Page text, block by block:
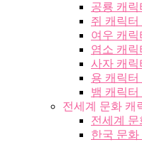
공룡 캐
쥐 캐릭터
여우 캐
염소 캐
사자 캐릭
용 캐릭터
뱀 캐릭터
전세계 문화 캐
전세계
한국 문